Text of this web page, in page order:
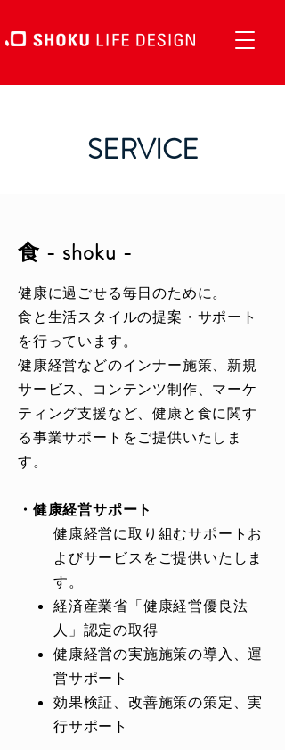
SERVICE
食 - shoku -
健康に過ごせる毎日のために。
食と生活スタイルの提案・サポート
を行っています。
健康経営などのインナー施策、​新規
サービス、コンテンツ制作、マーケ
ティング支援など、健康と食に関す
る事業サポートをご提供いたしま
す。
・健康経営サポート
健康経営に取り組むサポートお
よびサービスをご提供いたしま
す。
経済産業省「健康経営優良法
人」認定の取得
健康経営の実施施策の導入、運
営サポート
効果検証、改善施策の策定、実
行サポート